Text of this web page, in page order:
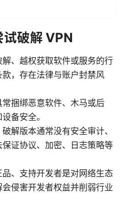
破解 VPN
、越权获取软件或服务的行
，存在法律与账户封禁风
捆绑恶意软件、木马或后
备安全。
解版本通常没有安全审计、
证协议、加密、日志策略等
、支持开发者是对网络生态
侵害开发者权益并削弱行业